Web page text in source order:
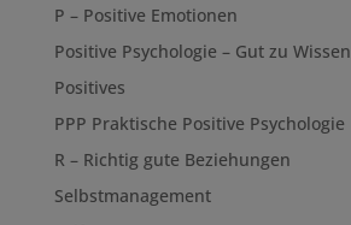
P – Positive Emotionen
Positive Psychologie – Gut zu Wissen
Positives
PPP Praktische Positive Psychologie
R – Richtig gute Beziehungen
Selbstmanagement